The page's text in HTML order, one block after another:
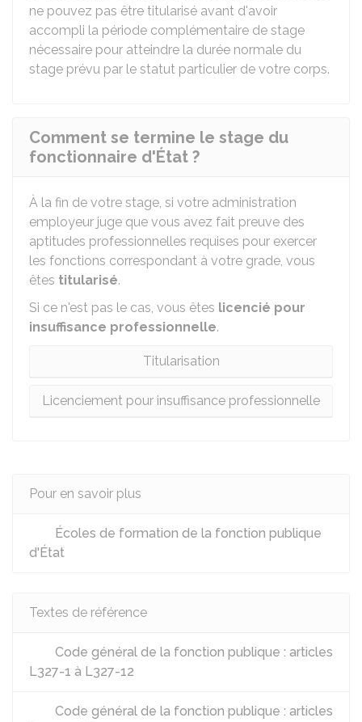
ne pouvez pas être titularisé avant d'avoir
accompli la période complémentaire de stage
nécessaire pour atteindre la durée normale du
stage prévu par le statut particulier de votre corps.
Comment se termine le stage du
fonctionnaire d'État ?
À la fin de votre stage, si votre administration
employeur juge que vous avez fait preuve des
aptitudes professionnelles requises pour exercer
les fonctions correspondant à votre grade, vous
êtes titularisé.
Si ce n'est pas le cas, vous êtes licencié pour
insuffisance professionnelle.
Titularisation
Licenciement pour insuffisance professionnelle
Pour en savoir plus
Écoles de formation de la fonction publique
d'État
Textes de référence
Code général de la fonction publique : articles
L327-1 à L327-12
Code général de la fonction publique : articles